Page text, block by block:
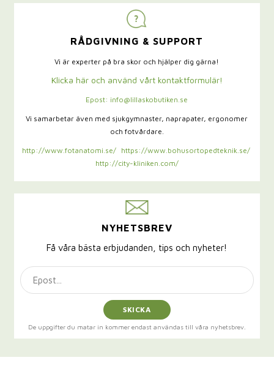
RÅDGIVNING & SUPPORT
Vi är experter på bra skor och hjälper dig gärna!
Klicka här och använd vårt kontaktformulär!
Epost: info@lillaskobutiken.se
Vi samarbetar även med sjukgymnaster, naprapater, ergonomer
och fotvårdare.
http://www.fotanatomi.se/
https://www.bohusortopedteknik.se/
http://city-kliniken.com/
NYHETSBREV
Få våra bästa erbjudanden, tips och nyheter!
SKICKA
De uppgifter du matar in kommer endast användas till våra nyhetsbrev.